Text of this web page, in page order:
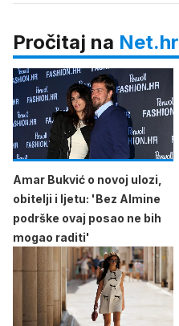
Pročitaj na Net.hr
Amar Bukvić o novoj ulozi,
obitelji i ljetu: 'Bez Almine
podrške ovaj posao ne bih
mogao raditi'